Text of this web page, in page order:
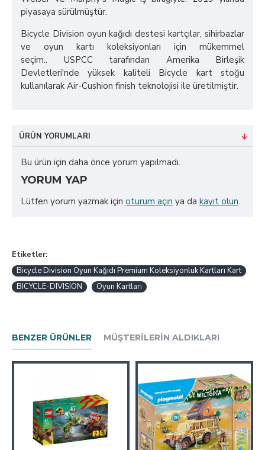
piyasaya sürülmüştür.
Bicycle Division oyun kağıdı destesi kartçılar, sihirbazlar
ve oyun kartı koleksiyonları için mükemmel
seçim.. USPCC tarafından Amerika Birleşik
Devletleri'nde yüksek kaliteli Bicycle kart stoğu
kullanılarak Air-Cushion finish teknolojisi ile üretilmiştir.
ÜRÜN YORUMLARI
Bu ürün için daha önce yorum yapılmadı.
YORUM YAP
Lütfen yorum yazmak için oturum açın ya da kayıt olun.
Etiketler:
Bicycle Division Oyun Kağıdı Premium Koleksiyonluk Kartları Kart
BICYCLE-DIVISION
Oyun Kartları
BENZER ÜRÜNLER MÜŞTERILERIN ALDIKLARI